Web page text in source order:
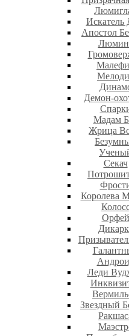
Искатель
Апостол
Демон-
Мадам
Жрица
Секач
Королева
Орфей
Леди
Звездный